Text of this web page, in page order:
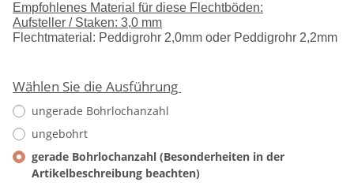
Empfohlenes Material für diese Flechtböden:
Aufsteller / Staken: 3,0 mm
Flechtmaterial: Peddigrohr 2,0mm oder Peddigrohr 2,2mm
Wählen Sie die Ausführung
ungerade Bohrlochanzahl
ungebohrt
gerade Bohrlochanzahl (Besonderheiten in der
Artikelbeschreibung beachten)